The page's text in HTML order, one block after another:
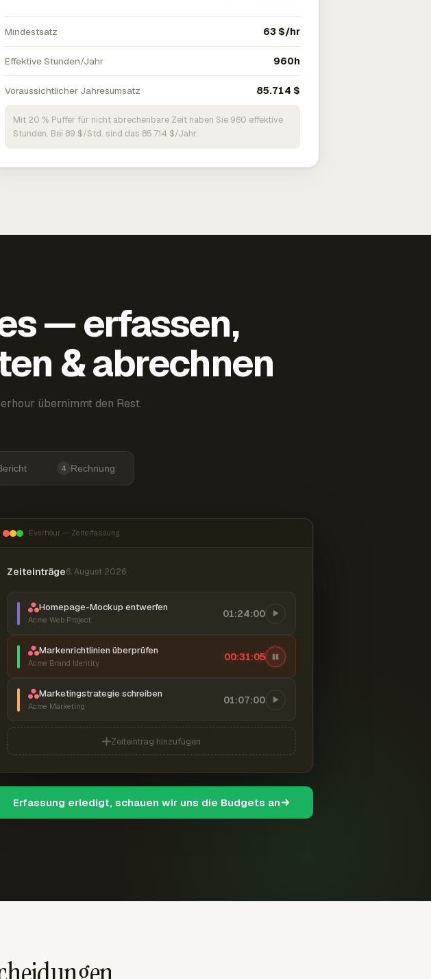
Mindestsatz 63 $/hr
Effektive Stunden/Jahr 960h
Voraussichtlicher Jahresumsatz 85.714 $
Mit 20 % Puffer für nicht abrechenbare Zeit haben Sie 960 effektive
Stunden. Bei 89 $/Std. sind das 85.714 $/Jahr.
— erfassen,
& abrechnen
übernimmt den Rest.
4 Rechnung
Everhour — Zeiterfassung
Zeiteinträge6. August 2026
Homepage-Mockup entwerfen
Acme Web Project
01:24:00
Markenrichtlinien überprüfen
Acme Brand Identity
00:31:06
Marketingstrategie schreiben
Acme Marketing
01:07:00
Zeiteintrag hinzufügen
Erfassung erledigt, schauen wir uns die Budgets an